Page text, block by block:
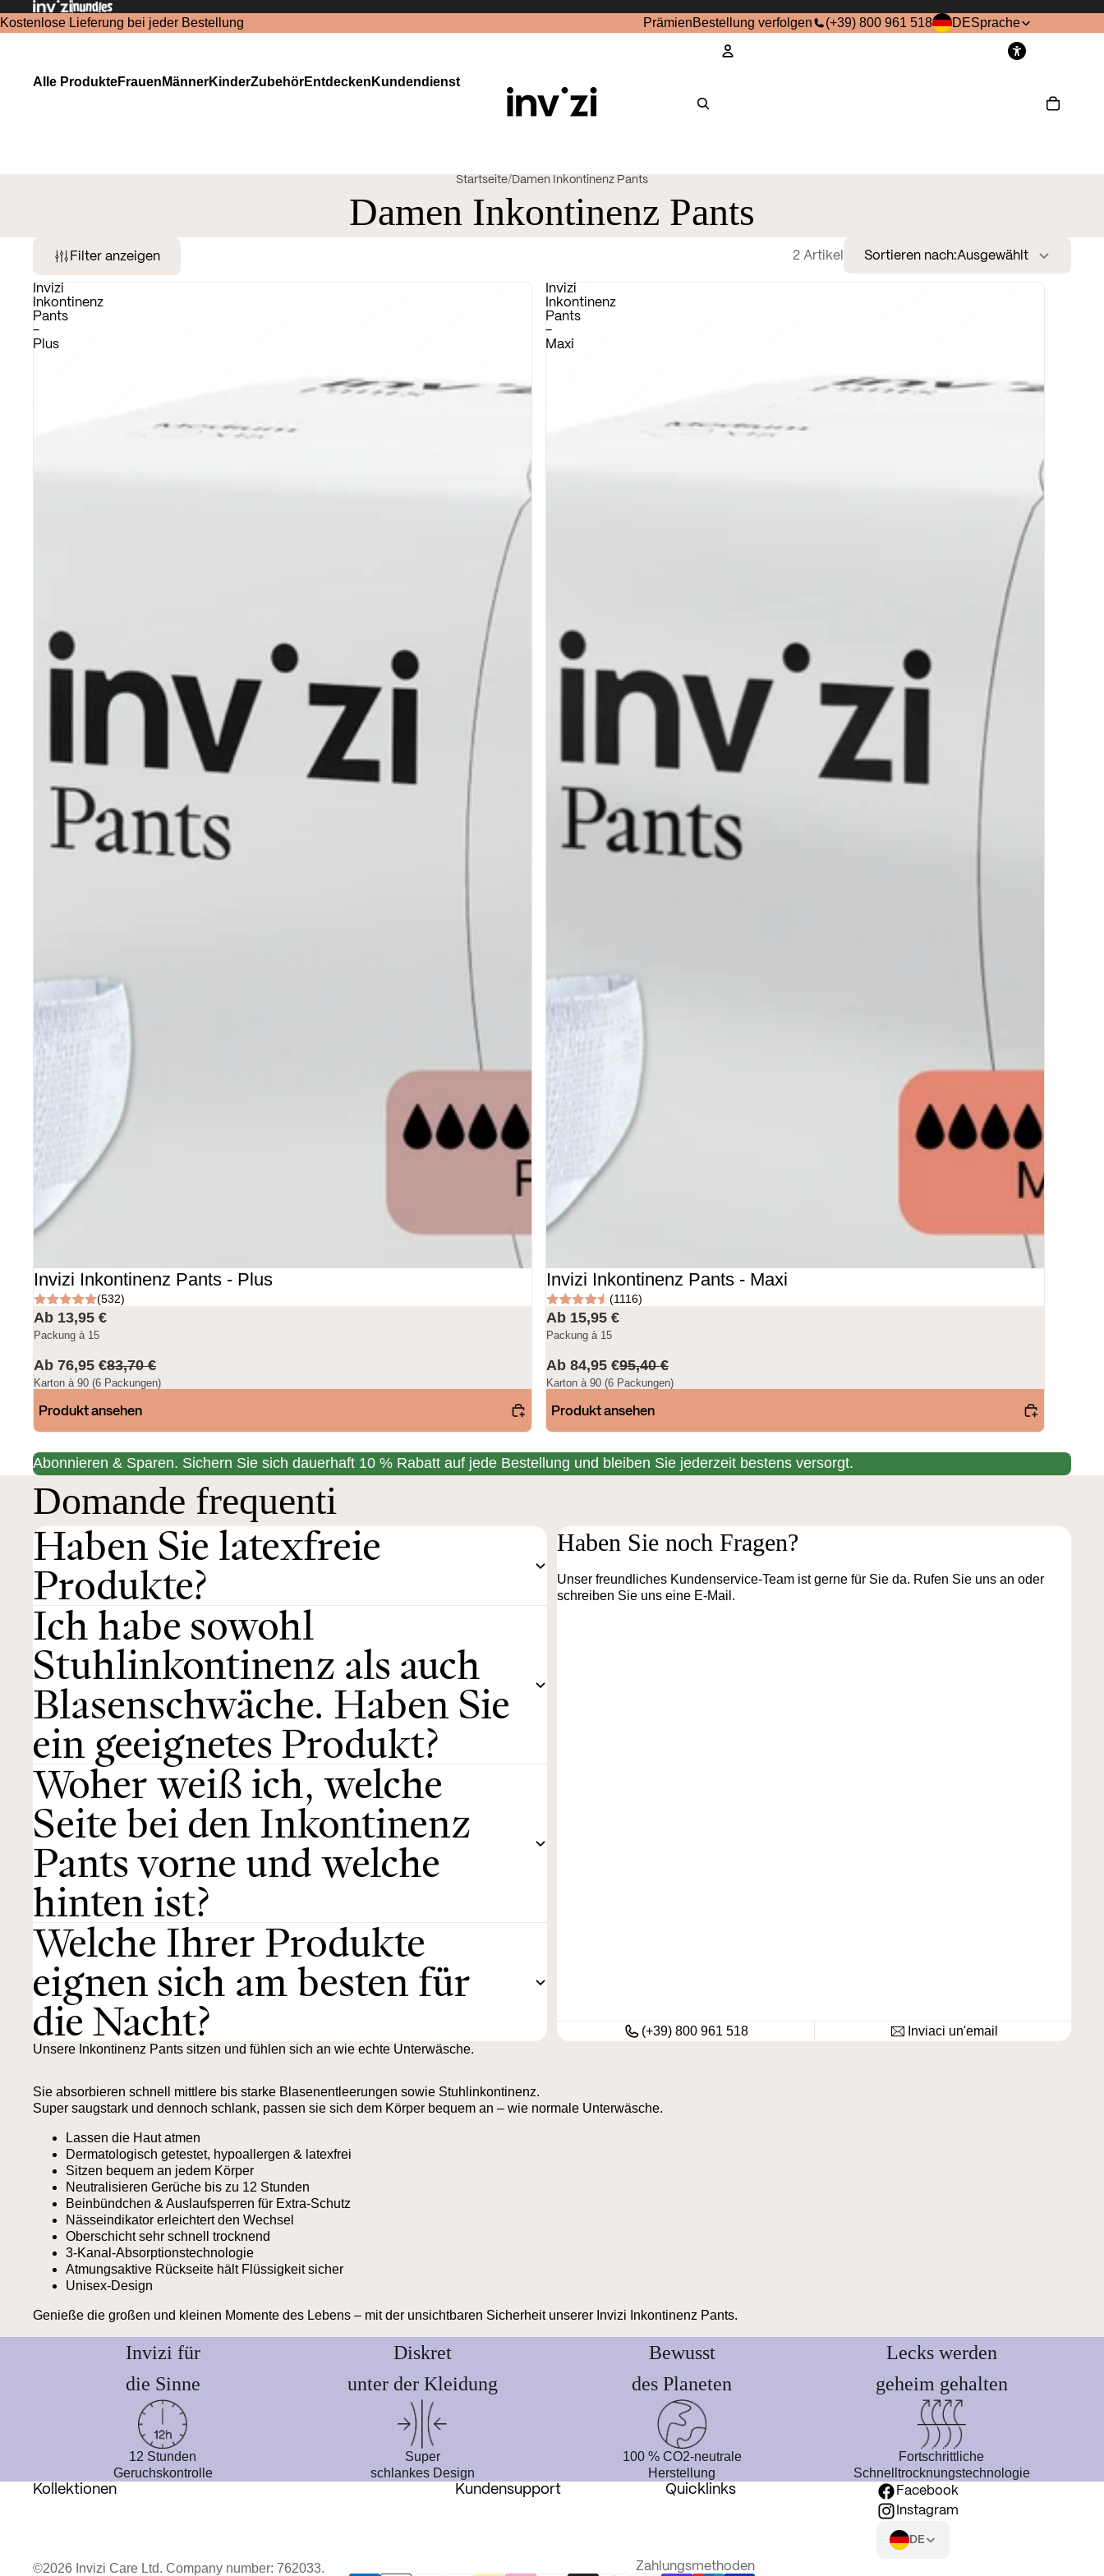
Kostenlose Lieferung bei jeder Bestellung PrämienBestellung verfolgen (+39) 800 961 518 DESprache
Alle ProdukteFrauen MännerKinderZubehörEntdecken Kundendienst
Startseite/Damen Inkontinenz Pants
Damen Inkontinenz Pants
Filter anzeigen 2 Artikel Sortieren nach:Ausgewählt
Invizi
Inkontinenz
Pants
-
Plus
Invizi Inkontinenz Pants - Plus
(532)
Ab 13,95 €
Packung à 15
Ab 76,95 €83,70 €
Karton à 90 (6 Packungen)
Produkt ansehen
Invizi
Inkontinenz
Pants
-
Maxi
Invizi Inkontinenz Pants - Maxi
(1116)
Ab 15,95 €
Packung à 15
Ab 84,95 €95,40 €
Karton à 90 (6 Packungen)
Produkt ansehen
Abonnieren & Sparen. Sichern Sie sich dauerhaft 10 % Rabatt auf jede Bestellung und bleiben Sie jederzeit bestens versorgt.
Domande frequenti
Haben Sie latexfreie
Produkte?
Ich habe sowohl
Stuhlinkontinenz als auch
Blasenschwäche. Haben Sie
ein geeignetes Produkt?
Woher weiß ich, welche
Seite bei den Inkontinenz
Pants vorne und welche
hinten ist?
Welche Ihrer Produkte
eignen sich am besten für
die Nacht?
Haben Sie noch Fragen?
Unser freundliches Kundenservice-Team ist gerne für Sie da. Rufen Sie uns an oder
schreiben Sie uns eine E-Mail.
(+39) 800 961 518
Inviaci un'email
Unsere Inkontinenz Pants sitzen und fühlen sich an wie echte Unterwäsche.
Sie absorbieren schnell mittlere bis starke Blasenentleerungen sowie Stuhlinkontinenz.
Super saugstark und dennoch schlank, passen sie sich dem Körper bequem an – wie normale Unterwäsche.
Lassen die Haut atmen
Dermatologisch getestet, hypoallergen & latexfrei
Sitzen bequem an jedem Körper
Neutralisieren Gerüche bis zu 12 Stunden
Beinbündchen & Auslaufsperren für Extra-Schutz
Nässeindikator erleichtert den Wechsel
Oberschicht sehr schnell trocknend
3-Kanal-Absorptionstechnologie
Atmungsaktive Rückseite hält Flüssigkeit sicher
Unisex-Design
Genieße die großen und kleinen Momente des Lebens – mit der unsichtbaren Sicherheit unserer Invizi Inkontinenz Pants.
Invizi für
die Sinne
12 Stunden
Geruchskontrolle
Diskret
unter der Kleidung
Super
schlankes Design
Bewusst
des Planeten
100 % CO2-neutrale
Herstellung
Lecks werden
geheim gehalten
Fortschrittliche
Schnelltrocknungstechnologie
Kollektionen Kundensupport Quicklinks
Facebook
Instagram
DE
©2026 Invizi Care Ltd. Company number: 762033. Zahlungsmethoden